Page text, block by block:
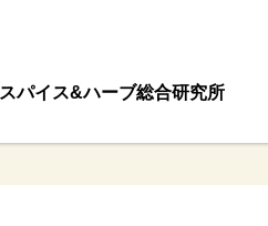
スパイス&ハーブ総合研究所